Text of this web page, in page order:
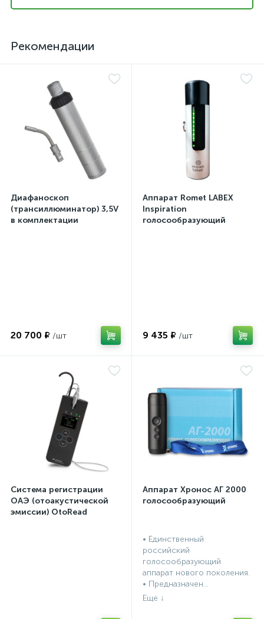
Рекомендации
Диафаноскоп
(трансиллюминатор) 3,5V
в комплектации
20 700 ₽
Аппарат Romet LABEX
Inspiration
голосообразующий
9 435 ₽
Система регистрации
ОАЭ (отоакустической
эмиссии) OtoRead
Аппарат Хронос АГ 2000
голосообразующий
• Единственный
российский
голосообразующий
аппарат нового поколения.
• Предназначен...